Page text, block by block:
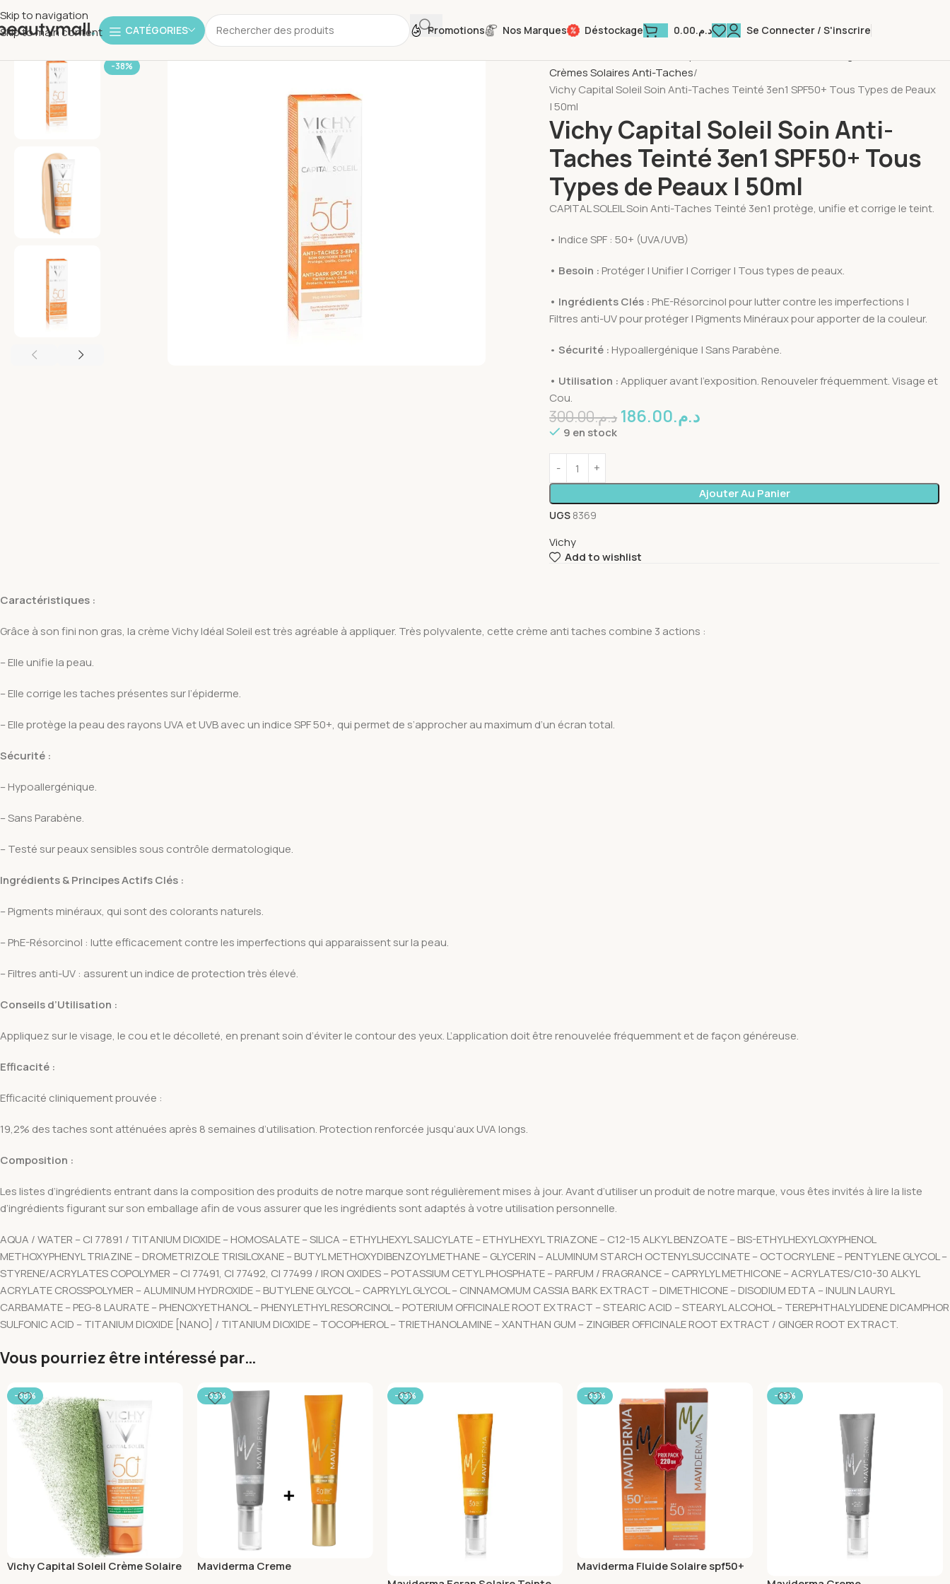
Skip to navigation
Skip to main content
CATÉGORIES Promotions Nos Marques Déstockage د.م.0.00 Se Connecter / S'inscrire
-38%
Crèmes Solaires Anti-Taches
Vichy Capital Soleil Soin Anti-Taches Teinté 3en1 SPF50+ Tous Types de Peaux
| 50ml
Vichy Capital Soleil Soin Anti-
Taches Teinté 3en1 SPF50+ Tous
Types de Peaux | 50ml
CAPITAL SOLEIL Soin Anti-Taches Teinté 3en1 protège, unifie et corrige le teint.
• Indice SPF : 50+ (UVA/UVB)
• Besoin : Protéger | Unifier | Corriger | Tous types de peaux.
• Ingrédients Clés : PhE-Résorcinol pour lutter contre les imperfections |
Filtres anti-UV pour protéger | Pigments Minéraux pour apporter de la couleur.
•Sécurité : Hypoallergénique | Sans Parabène.
• Utilisation :Appliquer avant l’exposition. Renouveler fréquemment. Visage et
Cou.
د.م.300.00 د.م.186.00
9 en stock
Ajouter Au Panier
UGS 8369
Vichy
Add to wishlist
Caractéristiques :
Grâce à son fini non gras, la crème Vichy Idéal Soleil est très agréable à appliquer. Très polyvalente, cette crème anti taches combine 3 actions :
– Elle unifie la peau.
– Elle corrige les taches présentes sur l’épiderme.
– Elle protège la peau des rayons UVA et UVB avec un indice SPF 50+, qui permet de s’approcher au maximum d’un écran total.
Sécurité :
– Hypoallergénique.
– Sans Parabène.
– Testé sur peaux sensibles sous contrôle dermatologique.
Ingrédients & Principes Actifs Clés :
– Pigments minéraux, qui sont des colorants naturels.
– PhE-Résorcinol : lutte efficacement contre les imperfections qui apparaissent sur la peau.
– Filtres anti-UV : assurent un indice de protection très élevé.
Conseils d’Utilisation :
Appliquez sur le visage, le cou et le décolleté, en prenant soin d’éviter le contour des yeux. L’application doit être renouvelée fréquemment et de façon généreuse.
Efficacité :
Efficacité cliniquement prouvée :
19,2% des taches sont atténuées après 8 semaines d’utilisation. Protection renforcée jusqu’aux UVA longs.
Composition :
Les listes d’ingrédients entrant dans la composition des produits de notre marque sont régulièrement mises à jour. Avant d’utiliser un produit de notre marque, vous êtes invités à lire la liste
d’ingrédients figurant sur son emballage afin de vous assurer que les ingrédients sont adaptés à votre utilisation personnelle.
AQUA / WATER – CI 77891 / TITANIUM DIOXIDE – HOMOSALATE – SILICA – ETHYLHEXYL SALICYLATE – ETHYLHEXYL TRIAZONE – C12-15 ALKYL BENZOATE – BIS-ETHYLHEXYLOXYPHENOL
METHOXYPHENYL TRIAZINE – DROMETRIZOLE TRISILOXANE – BUTYL METHOXYDIBENZOYLMETHANE – GLYCERIN – ALUMINUM STARCH OCTENYLSUCCINATE – OCTOCRYLENE – PENTYLENE GLYCOL –
STYRENE/ACRYLATES COPOLYMER – CI 77491, CI 77492, CI 77499 / IRON OXIDES – POTASSIUM CETYL PHOSPHATE – PARFUM / FRAGRANCE – CAPRYLYL METHICONE – ACRYLATES/C10-30 ALKYL
ACRYLATE CROSSPOLYMER – ALUMINUM HYDROXIDE – BUTYLENE GLYCOL – CAPRYLYL GLYCOL – CINNAMOMUM CASSIA BARK EXTRACT – DIMETHICONE – DISODIUM EDTA – INULIN LAURYL
CARBAMATE – PEG-8 LAURATE – PHENOXYETHANOL – PHENYLETHYL RESORCINOL – POTERIUM OFFICINALE ROOT EXTRACT – STEARIC ACID – STEARYL ALCOHOL – TEREPHTHALYLIDENE DICAMPHOR
SULFONIC ACID – TITANIUM DIOXIDE [NANO] / TITANIUM DIOXIDE – TOCOPHEROL – TRIETHANOLAMINE – XANTHAN GUM – ZINGIBER OFFICINALE ROOT EXTRACT / GINGER ROOT EXTRACT.
Vous pourriez être intéressé par…
-38%
Vichy Capital Soleil Crème Solaire
-33%
Maviderma Creme
-33% -33%
Maviderma Fluide Solaire spf50+
-33%